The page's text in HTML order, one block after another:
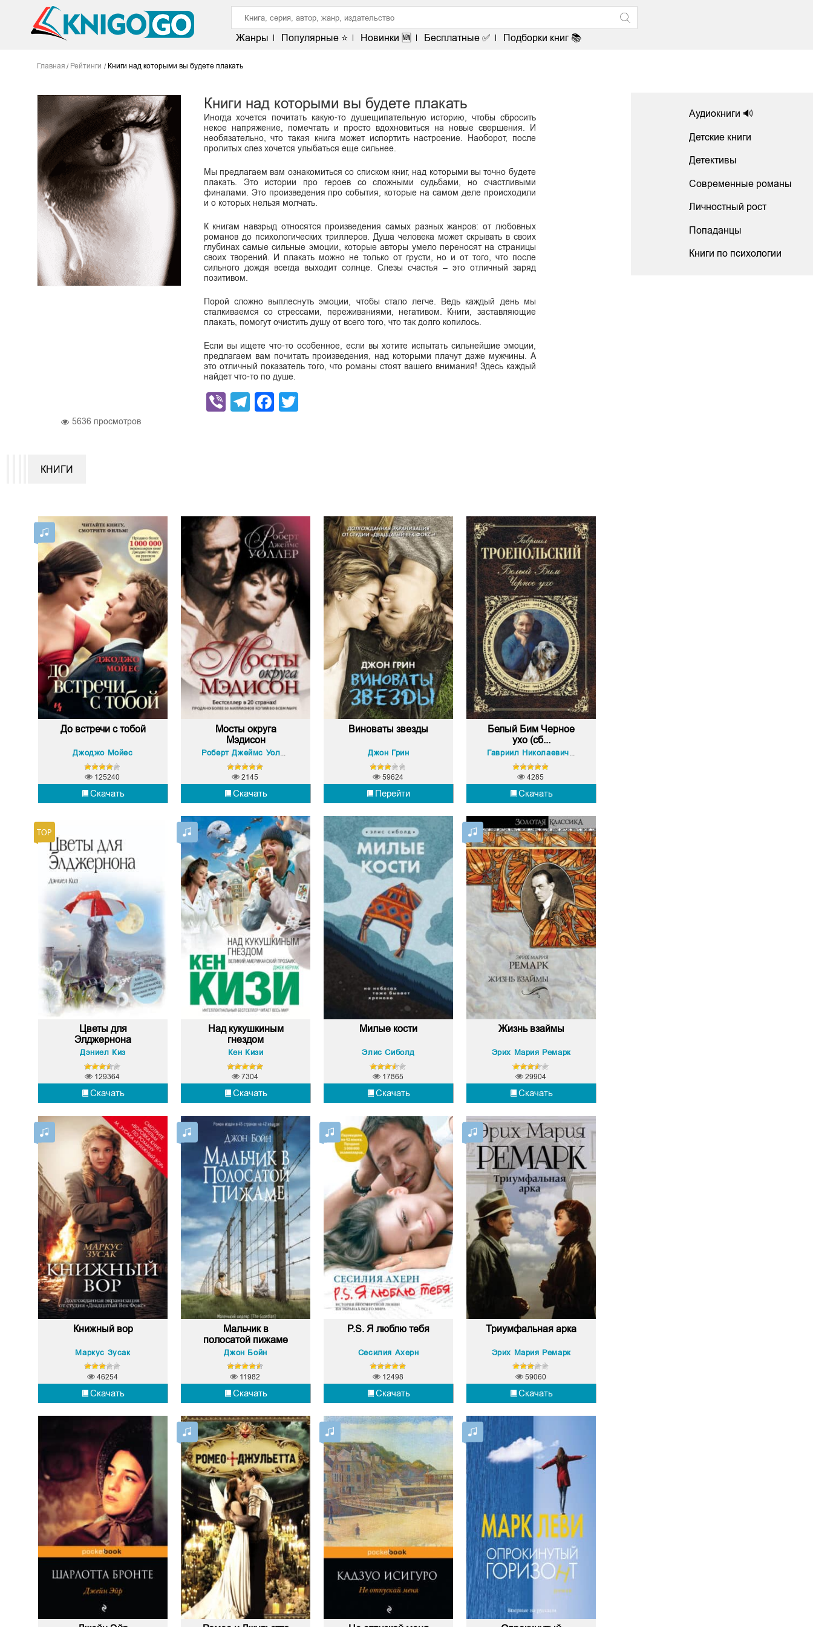
Жанры Популярные ⭐ Новинки 🆕 Бесплатные ✅ Подборки книг 📚
Главная Рейтинги Книги над которыми вы будете плакать
Книги над которыми вы будете плакать
Иногда хочется почитать какую-то душещипательную историю, чтобы сбросить
некое напряжение, помечтать и просто вдохновиться на новые свершения. И
необязательно, что такая книга может испортить настроение. Наоборот, после
пролитых слез хочется улыбаться еще сильнее.
Мы предлагаем вам ознакомиться со списком книг, над которыми вы точно будете
плакать. Это истории про героев со сложными судьбами, но счастливыми
финалами. Это произведения про события, которые на самом деле происходили
и о которых нельзя молчать.
К книгам навзрыд относятся произведения самых разных жанров: от любовных
романов до психологических триллеров. Душа человека может скрывать в своих
глубинах самые сильные эмоции, которые авторы умело переносят на страницы
своих творений. И плакать можно не только от грусти, но и от того, что после
сильного дождя всегда выходит солнце. Слезы счастья – это отличный заряд
позитивом.
Порой сложно выплеснуть эмоции, чтобы стало легче. Ведь каждый день мы
сталкиваемся со стрессами, переживаниями, негативом. Книги, заставляющие
плакать, помогут очистить душу от всего того, что так долго копилось.
Если вы ищете что-то особенное, если вы хотите испытать сильнейшие эмоции,
предлагаем вам почитать произведения, над которыми плачут даже мужчины. А
это отличный показатель того, что романы стоят вашего внимания! Здесь каждый
найдет что-то по душе.
ViberTelegram
Facebook
5636 просмотров
КНИГИ
До встречи с тобой
Джоджо Мойес
Скачать
125240
Мосты округа
Мэдисон
Роберт Джеймс Уоллер
Скачать
2145
Виноваты звезды
Джон Грин
Перейти
59624
Белый Бим Черное
ухо (сб...
Гавриил Николаевич Троепольский
Скачать
4285
Цветы для
Элджернона
Дэниел Киз
Скачать
129364
Над кукушкиным
гнездом
Кен Кизи
Скачать
7304
Милые кости
Элис Сиболд
Скачать
17865
Жизнь взаймы
Эрих Мария Ремарк
Скачать
29904
Книжный вор
Маркус Зусак
Скачать
46254
Мальчик в
полосатой пижаме
Джон Бойн
Скачать
11982
P.S. Я люблю тебя
Сесилия Ахерн
Скачать
12498
Триумфальная арка
Эрих Мария Ремарк
Скачать
59060
Аудиокниги 🔊
Детские книги
Детективы
Современные романы
Личностный рост
Попаданцы
Книги по психологии